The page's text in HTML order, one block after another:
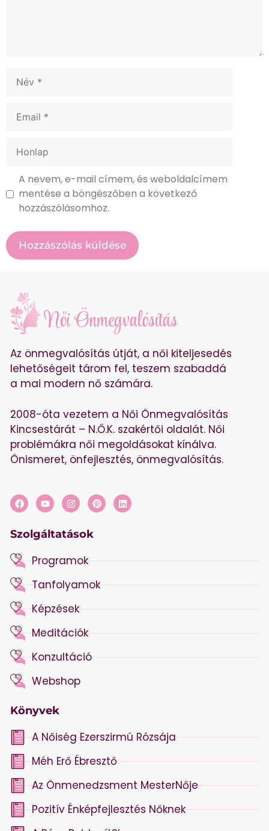
A nevem, e-mail címem, és weboldalcímem
mentése a böngészőben a következő
hozzászólásomhoz.
Az önmegvalósítás útját, a női kiteljesedés
lehetőségeit tárom fel, teszem szabaddá
a mai modern nő számára.
2008-óta vezetem a Női Önmegvalósítás
Kincsestárát – N.Ő.K. szakértői oldalát. Női
problémákra női megoldásokat kínálva.
Önismeret, önfejlesztés, önmegvalósítás.
Szolgáltatások
Programok
Tanfolyamok
Képzések
Meditációk
Konzultáció
Webshop
Könyvek
A Nőiség Ezerszirmú Rózsája
Méh Erő Ébresztő
Az Önmenedzsment MesterNője
Pozitív Énképfejlesztés Nőknek